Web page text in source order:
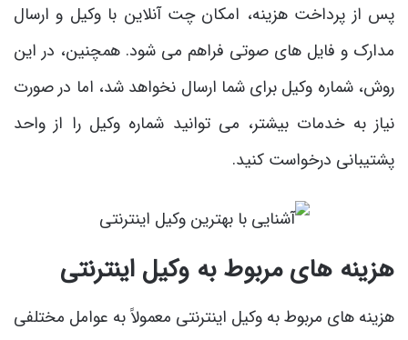
پس از پرداخت هزینه، امکان چت آنلاین با وکیل و ارسال
مدارک و فایل های صوتی فراهم می شود. همچنین، در این
روش، شماره وکیل برای شما ارسال نخواهد شد، اما در صورت
نیاز به خدمات بیشتر، می توانید شماره وکیل را از واحد
پشتیبانی درخواست کنید.
هزینه های مربوط به وکیل اینترنتی
هزینه های مربوط به وکیل اینترنتی معمولاً به عوامل مختلفی